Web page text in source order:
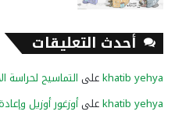
أحدث التعليقات
khatib yehyaعلى التماسيح لحراسة
khatib yehyaعلىأوزغور أوزيل